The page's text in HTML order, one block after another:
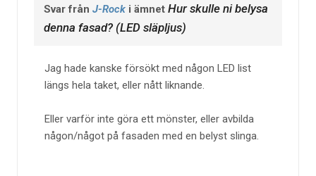
Svar från J-Rock i ämnet Hur skulle ni belysa
denna fasad? (LED släpljus)
Jag hade kanske försökt med någon LED list
längs hela taket, eller nått liknande.
Eller varför inte göra ett mönster, eller avbilda
någon/något på fasaden med en belyst slinga.